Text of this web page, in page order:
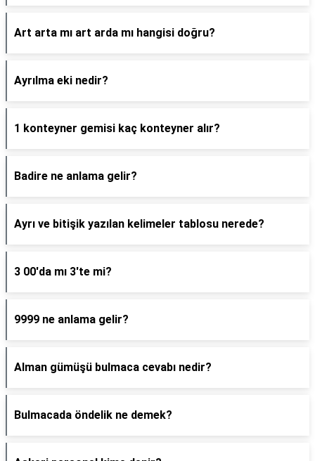
Art arta mı art arda mı hangisi doğru?
Ayrılma eki nedir?
1 konteyner gemisi kaç konteyner alır?
Badire ne anlama gelir?
Ayrı ve bitişik yazılan kelimeler tablosu nerede?
3 00'da mı 3'te mi?
9999 ne anlama gelir?
Alman gümüşü bulmaca cevabı nedir?
Bulmacada öndelik ne demek?